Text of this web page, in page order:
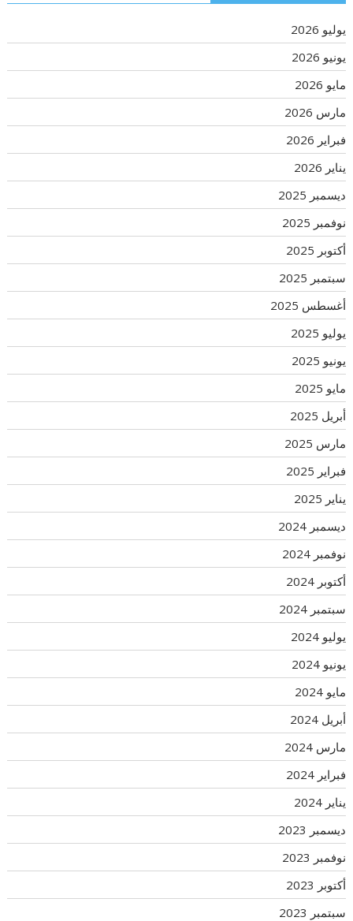
يوليو 2026
يونيو 2026
مايو 2026
مارس 2026
فبراير 2026
يناير 2026
ديسمبر 2025
نوفمبر 2025
أكتوبر 2025
سبتمبر 2025
أغسطس 2025
يوليو 2025
يونيو 2025
مايو 2025
أبريل 2025
مارس 2025
فبراير 2025
يناير 2025
ديسمبر 2024
نوفمبر 2024
أكتوبر 2024
سبتمبر 2024
يوليو 2024
يونيو 2024
مايو 2024
أبريل 2024
مارس 2024
فبراير 2024
يناير 2024
ديسمبر 2023
نوفمبر 2023
أكتوبر 2023
سبتمبر 2023